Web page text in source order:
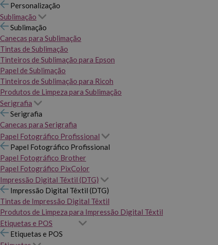
Personalização
Sublimação
Sublimação
Canecas para Sublimação
Tintas de Sublimação
Tinteiros de Sublimação para Epson
Papel de Sublimação
Tinteiros de Sublimação para Ricoh
Produtos de Limpeza para Sublimação
Serigrafia
Serigrafia
Canecas para Serigrafia
Papel Fotográfico Profissional
Papel Fotográfico Profissional
Papel Fotográfico Brother
Papel Fotográfico PixColor
Impressão Digital Têxtil (DTG)
Impressão Digital Têxtil (DTG)
Tintas de Impressão Digital Têxtil
Produtos de Limpeza para Impressão Digital Têxtil
Etiquetas e POS
Etiquetas e POS